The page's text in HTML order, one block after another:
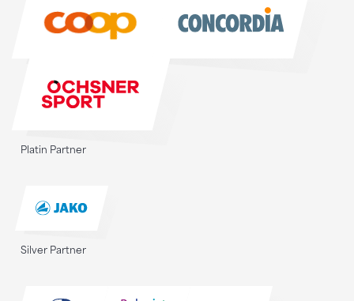
Platin Partner
Silver Partner